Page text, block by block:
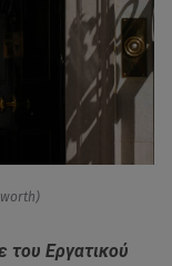
του Εργατικού